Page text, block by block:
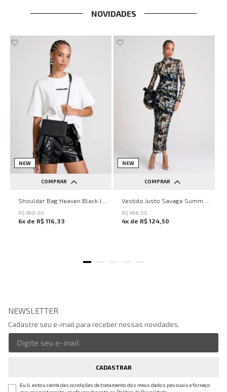
NOVIDADES
NEW
COMPRAR
UN
R$ 698 00
6x de R$ 116 33
NEW
COMPRAR
PP P M G
R$ 498 00
4x de R$ 124 50
NEWSLETTER
Cadastre seu e-mail para receber nossas novidades.
CADASTRAR
Eu li, estou ciente das condições de tratamento dos meus dados pessoais e forneço